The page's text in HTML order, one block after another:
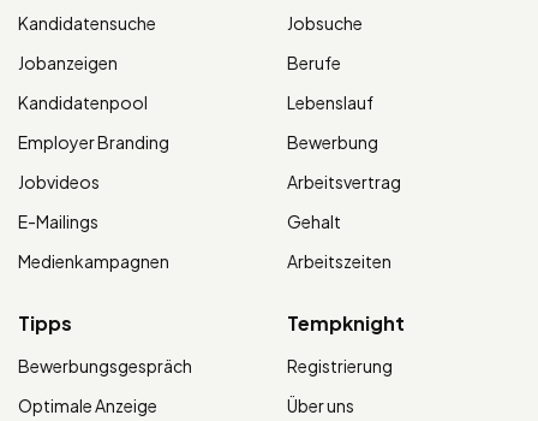
Kandidatensuche
Jobanzeigen
Kandidatenpool
Employer Branding
Jobvideos
E-Mailings
Medienkampagnen
Jobsuche
Berufe
Lebenslauf
Bewerbung
Arbeitsvertrag
Gehalt
Arbeitszeiten
Tipps
Bewerbungsgespräch
Optimale Anzeige
Tempknight
Registrierung
Über uns